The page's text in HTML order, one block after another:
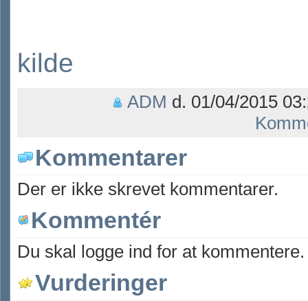
kilde
ADM d. 01/04/2015
Kommentarer
Der er ikke skrevet kommentarer.
Kommentér
Du skal logge ind for at kommentere.
Vurderinger